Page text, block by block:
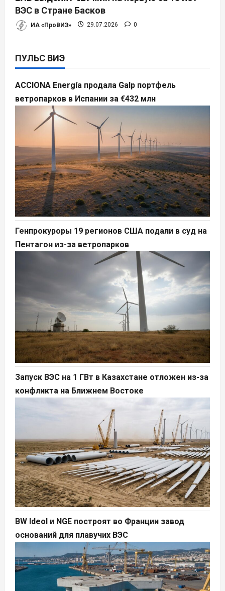
ВЭС в Стране Басков
ИА «ПроВИЭ» 29.07.2026 0
ПУЛЬС ВИЭ
ACCIONA Energía продала Galp портфель
ветропарков в Испании за €432 млн
Генпрокуроры 19 регионов США подали в суд на
Пентагон из-за ветропарков
Запуск ВЭС на 1 ГВт в Казахстане отложен из-за
конфликта на Ближнем Востоке
BW Ideol и NGE построят во Франции завод
оснований для плавучих ВЭС